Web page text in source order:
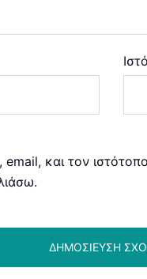
και τον